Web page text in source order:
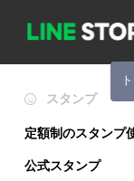
スタンプ
定額制のスタンプ
公式スタンプ